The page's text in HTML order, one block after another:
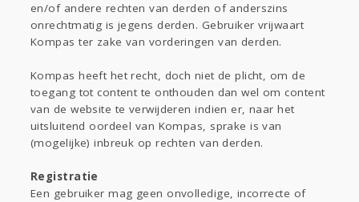
en/of andere rechten van derden of anderszins
onrechtmatig is jegens derden. Gebruiker vrijwaart
Kompas ter zake van vorderingen van derden.
Kompas heeft het recht, doch niet de plicht, om de
toegang tot content te onthouden dan wel om content
van de website te verwijderen indien er, naar het
uitsluitend oordeel van Kompas, sprake is van
(mogelijke) inbreuk op rechten van derden.
Registratie
Een gebruiker mag geen onvolledige, incorrecte of